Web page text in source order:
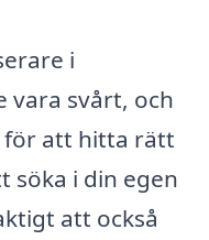
i
vara svårt, och
att hitta rätt
söka i din egen
att också